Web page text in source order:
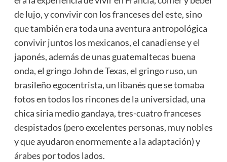
de lujo, y convivir con los franceses del este, sino
que también era toda una aventura antropológica
convivir juntos los mexicanos, el canadiense y el
japonés, además de unas guatemaltecas buena
onda, el gringo John de Texas, el gringo ruso, un
brasileño egocentrista, un libanés que se tomaba
fotos en todos los rincones de la universidad, una
chica siria medio gandaya, tres-cuatro franceses
despistados (pero excelentes personas, muy nobles
y que ayudaron enormemente a la adaptación) y
árabes por todos lados.